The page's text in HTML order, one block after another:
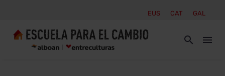
EUS CAT GAL